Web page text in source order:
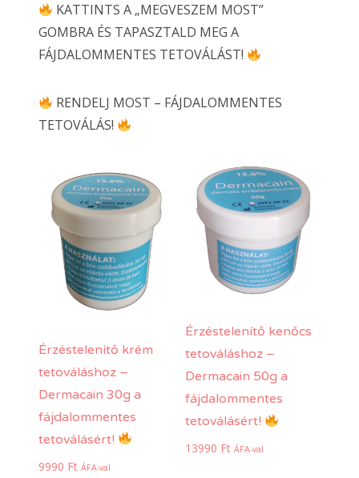
KATTINTS A „MEGVESZEM MOST”
GOMBRA ÉS TAPASZTALD MEG A
FÁJDALOMMENTES TETOVÁLÁST!
RENDELJ MOST – FÁJDALOMMENTES
TETOVÁLÁS!
Érzéstelenítő krém
tetováláshoz –
Dermacain 30g a
fájdalommentes
tetoválásért!
9990 Ft ÁFA-val
Érzéstelenítő kenőcs
tetováláshoz –
Dermacain 50g a
fájdalommentes
tetoválásért!
13990 Ft ÁFA-val